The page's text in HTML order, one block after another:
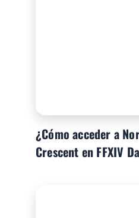
¿Cómo acceder a
Crescent en FFXIV